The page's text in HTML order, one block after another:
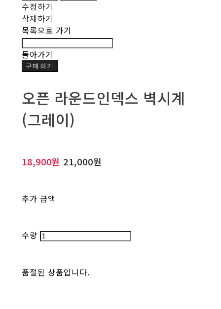
수정하기
삭제하기
목록으로 가기
돌아가기
구매하기
오픈 라운드인덱스 벽시계
(그레이)
18,900원 21,000원
추가 금액
수량
품절된 상품입니다.